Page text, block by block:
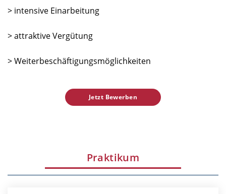
> intensive Einarbeitung
> attraktive Vergütung
> Weiterbeschäftigungsmöglichkeiten
Jetzt Bewerben
Praktikum